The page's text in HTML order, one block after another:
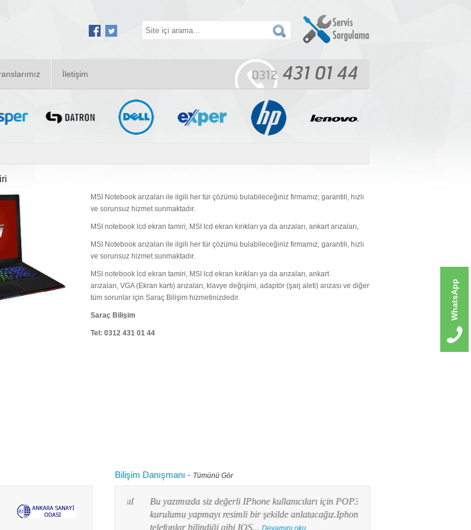
İletişim
MSI Notebook arızaları ile ilgili her tür çözümü bulabileceğiniz firmamız; garantili, hızlı
ve sorunsuz hizmet sunmaktadır.
MSI notebook lcd ekran tamiri, MSI lcd ekran kırıkları ya da arızaları, ankart arızaları,
MSI Notebook arızaları ile ilgili her tür çözümü bulabileceğiniz firmamız; garantili, hızlı
ve sorunsuz hizmet sunmaktadır.
MSI notebook lcd ekran tamiri, MSI lcd ekran kırıkları ya da arızaları, ankart
arızaları, VGA (Ekran kartı) arızaları, klavye değişimi, adaptör (şarj aleti) arızası ve diğer
tüm sorunlar için Saraç Bilişim hizmetinizdedir.
Saraç Bilişim
Tel: 0312 431 01 44
Bilişim Danışmanı - Tümünü Gör
zaman bu soru
Bu yazımızda siz değerli IPhone kullanıcıları için POP3 mail
kurulumu yapmayı resimli bir şekilde anlatacağız.Iphone
telefonlar bilindiği gibi IOS...Devamını oku...
WhatsApp